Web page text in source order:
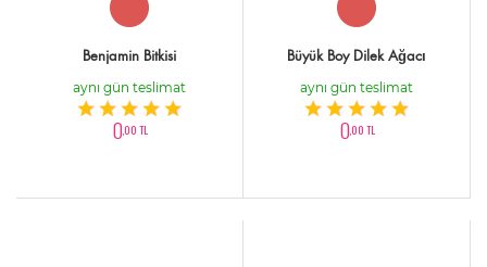
Benjamin Bitkisi
aynı gün teslimat
0,00 TL
Büyük Boy Dilek Ağacı
aynı gün teslimat
0,00 TL